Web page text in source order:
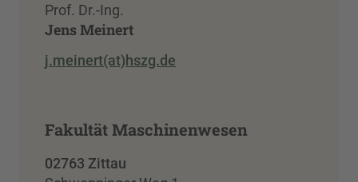
Prof. Dr.-Ing.
Jens Meinert
j.meinert(at)hszg.de
Fakultät Maschinenwesen
02763 Zittau